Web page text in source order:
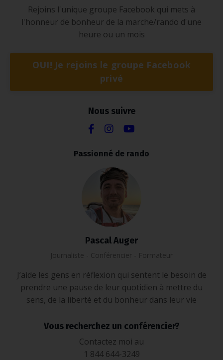
Rejoins l'unique groupe Facebook qui mets à
l'honneur de bonheur de la marche/rando d'une
heure ou un mois
OUI! Je rejoins le groupe Facebook
privé
Nous suivre
Passionné de rando
Pascal Auger
Journaliste - Conférencier - Formateur
J’aide les gens en réflexion qui sentent le besoin de
prendre une pause de leur quotidien à mettre du
sens, de la liberté et du bonheur dans leur vie
Vous recherchez un conférencier?
Contactez moi au
1 844 644-3249